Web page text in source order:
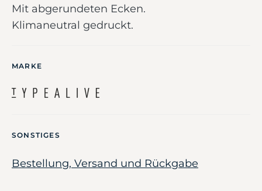
Mit abgerundeten Ecken.
Klimaneutral gedruckt.
MARKE
SONSTIGES
Bestellung, Versand und Rückgabe